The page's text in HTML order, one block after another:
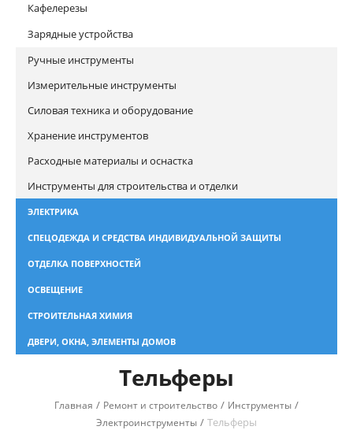
Кафелерезы
Зарядные устройства
Ручные инструменты
Измерительные инструменты
Силовая техника и оборудование
Хранение инструментов
Расходные материалы и оснастка
Инструменты для строительства и отделки
ЭЛЕКТРИКА
СПЕЦОДЕЖДА И СРЕДСТВА ИНДИВИДУАЛЬНОЙ ЗАЩИТЫ
ОТДЕЛКА ПОВЕРХНОСТЕЙ
ОСВЕЩЕНИЕ
СТРОИТЕЛЬНАЯ ХИМИЯ
ДВЕРИ, ОКНА, ЭЛЕМЕНТЫ ДОМОВ
Тельферы
Главная / Ремонт и строительство / Инструменты /
Электроинструменты / Тельферы